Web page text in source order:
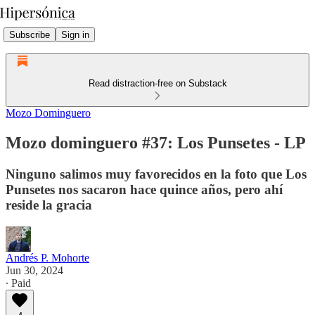
Subscribe Sign in
Read distraction-free on Substack
Mozo Dominguero
Mozo dominguero #37: Los Punsetes - LP
Ninguno salimos muy favorecidos en la foto que Los
Punsetes nos sacaron hace quince años, pero ahí
reside la gracia
Andrés P. Mohorte
Jun 30, 2024
∙ Paid